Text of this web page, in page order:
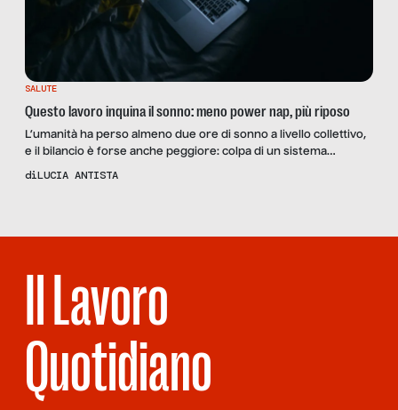
SALUTE
Questo lavoro inquina il sonno: meno power nap, più riposo
L’umanità ha perso almeno due ore di sonno a livello collettivo,
e il bilancio è forse anche peggiore: colpa di un sistema
lavorativo dai carichi e dagli orari vetusti. Una riflessione che
diLUCIA ANTISTA
Il Lavoro
Quotidiano